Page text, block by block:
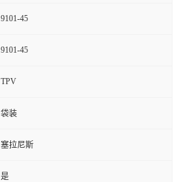
9101-45
9101-45
TPV
袋装
塞拉尼斯
是